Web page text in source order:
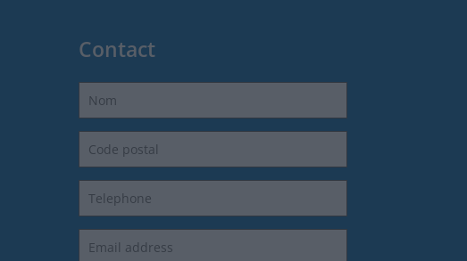
Contact